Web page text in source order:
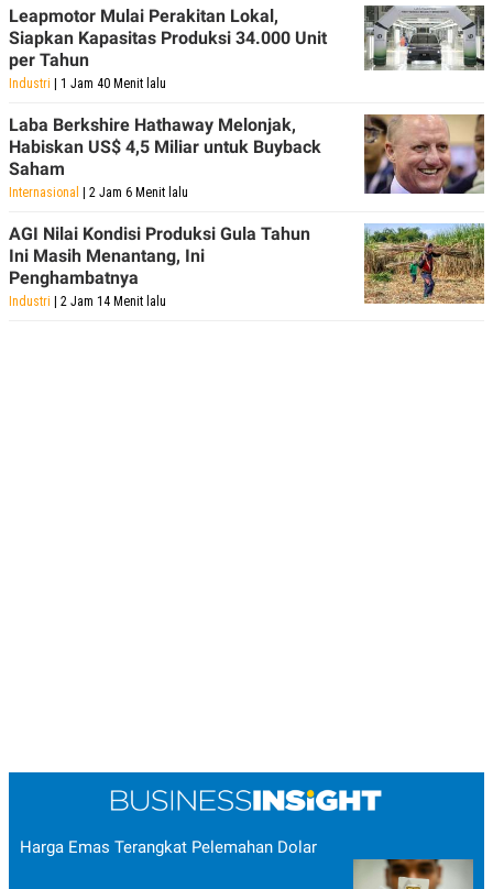
Leapmotor Mulai Perakitan Lokal,
Siapkan Kapasitas Produksi 34.000 Unit
per Tahun
Industri | 1 Jam 40 Menit lalu
Laba Berkshire Hathaway Melonjak,
Habiskan US$ 4,5 Miliar untuk Buyback
Saham
Internasional | 2 Jam 6 Menit lalu
AGI Nilai Kondisi Produksi Gula Tahun
Ini Masih Menantang, Ini
Penghambatnya
Industri | 2 Jam 14 Menit lalu
Harga Emas Terangkat Pelemahan Dolar